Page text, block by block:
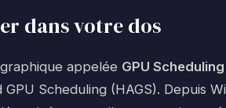
dans votre dos
appelée GPU Scheduling
Scheduling (HAGS). Depuis